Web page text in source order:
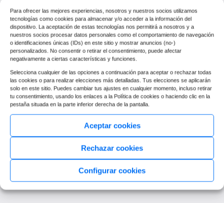
Para ofrecer las mejores experiencias, nosotros y nuestros socios utilizamos
tecnologías como cookies para almacenar y/o acceder a la información del
dispositivo. La aceptación de estas tecnologías nos permitirá a nosotros y a
nuestros socios procesar datos personales como el comportamiento de navegación
o identificaciones únicas (IDs) en este sitio y mostrar anuncios (no-)
personalizados. No consentir o retirar el consentimiento, puede afectar
negativamente a ciertas características y funciones.
Selecciona cualquier de las opciones a continuación para aceptar o rechazar todas
las cookies o para realizar elecciones más detalladas. Tus elecciones se aplicarán
solo en este sitio. Puedes cambiar tus ajustes en cualquier momento, incluso retirar
tu consentimiento, usando los enlaces a la Política de cookies o haciendo clic en la
pestaña situada en la parte inferior derecha de la pantalla.
Aceptar cookies
Rechazar cookies
Configurar cookies
16:00 a 19:00
Viernes de 8:00 a 15:00